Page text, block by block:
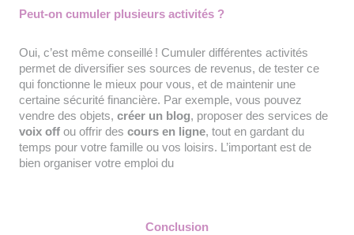
Peut-on cumuler plusieurs activités ?
Oui, c’est même conseillé ! Cumuler différentes activités
permet de diversifier ses sources de revenus, de tester ce
qui fonctionne le mieux pour vous, et de maintenir une
certaine sécurité financière. Par exemple, vous pouvez
vendre des objets, créer un blog, proposer des services de
voix off ou offrir des cours en ligne, tout en gardant du
temps pour votre famille ou vos loisirs. L’important est de
bien organiser votre emploi du
Conclusion